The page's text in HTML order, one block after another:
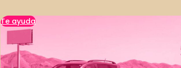
Te ayuda